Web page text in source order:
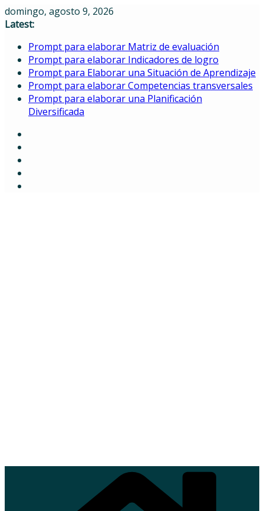
Skip
to
domingo, agosto 9, 2026
Latest:
Prompt para elaborar Matriz de evaluación
Prompt para elaborar Indicadores de logro
Prompt para Elaborar una Situación de Aprendizaje
Prompt para elaborar Competencias transversales
Prompt para elaborar una Planificación
Diversificada